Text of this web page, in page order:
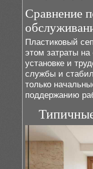
Сравнение
Пластиковый
этом затраты на
установке и
службы и
только
поддержанию